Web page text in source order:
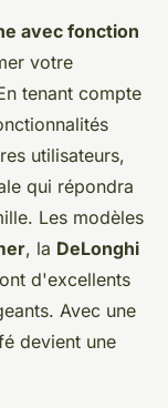
avec fonction
votre
tenant compte
utilisateurs,
qui répondra
Les modèles
, la DeLonghi
d'excellents
Avec une
devient une